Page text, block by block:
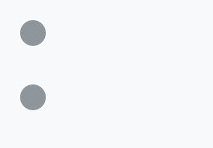
Загрузка...
Загрузка...